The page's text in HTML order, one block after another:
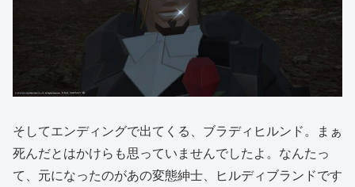
そしてエンディングで出てくる、ブラディヒルンド。まぁ
死んだとはかけらも思っていませんでしたよ。なんたっ
て、元になったのがあの変態紳士、ヒルディブランドです